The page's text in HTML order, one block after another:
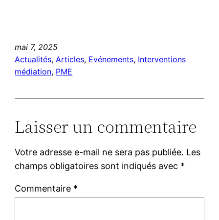
mai 7, 2025
Actualités, Articles, Evénements, Interventions
médiation, PME
Laisser un commentaire
Votre adresse e-mail ne sera pas publiée. Les
champs obligatoires sont indiqués avec *
Commentaire *